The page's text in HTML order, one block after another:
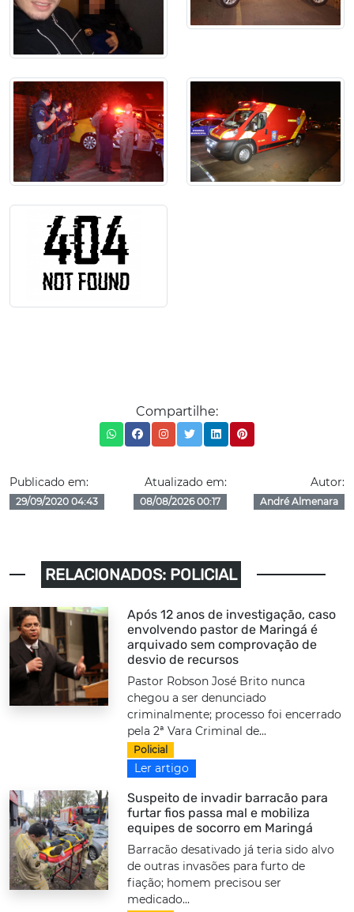
Compartilhe:
Publicado em:
29/09/2020 04:43
Atualizado em:
08/08/2026 00:17
Autor:
André Almenara
RELACIONADOS: POLICIAL
Após 12 anos de investigação, caso
envolvendo pastor de Maringá é
arquivado sem comprovação de
desvio de recursos
Pastor Robson José Brito nunca
chegou a ser denunciado
criminalmente; processo foi encerrado
pela 2ª Vara Criminal de...
Policial
Ler artigo
Suspeito de invadir barracão para
furtar fios passa mal e mobiliza
equipes de socorro em Maringá
Barracão desativado já teria sido alvo
de outras invasões para furto de
fiação; homem precisou ser
medicado...